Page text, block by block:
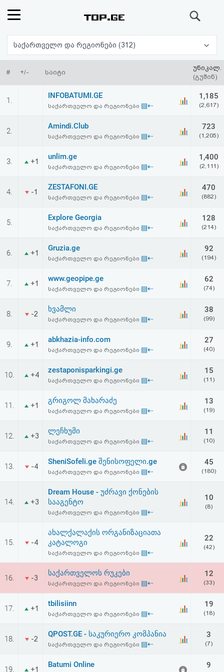
რეიტინგი
(მთავარი)
ფოსტა
ავტორიზაცია
რეგისტრაცია
პაროლის
აღდგენა
HTML
სალიცენზიო
შეთანხმება
უარყოფა
საქართველო და რეგიონები (312)
# +/- საიტი
უნიკალ.
(გუშინ)
1.
INFOBATUMI.GE
საქართველო და რეგიონები ▤⇠
1,185
(2,617)
2.
Amindi.Club
საქართველო და რეგიონები ▤⇠
723
(1,205)
3. +1
unlim.ge
საქართველო და რეგიონები ▤⇠
1,400
(2,111)
4. -1
ZESTAFONI.GE
საქართველო და რეგიონები ▤⇠
470
(882)
5.
Explore Georgia
საქართველო და რეგიონები ▤⇠
128
(214)
6. +1
Gruzia.ge
საქართველო და რეგიონები ▤⇠
92
(194)
7. +1
www.geopipe.ge
საქართველო და რეგიონები ▤⇠
62
(74)
8. -2
ხვამლი
საქართველო და რეგიონები ▤⇠
38
(99)
9. +1
abkhazia-info.com
საქართველო და რეგიონები ▤⇠
27
(40)
10. +4
zestaponisparkingi.ge
საქართველო და რეგიონები ▤⇠
15
(11)
11. +1
გრიგოლ მახარაძე
საქართველო და რეგიონები ▤⇠
13
(19)
12. +3
ლეჩხუმი
საქართველო და რეგიონები ▤⇠
11
(10)
13. -4
SheniSofeli.ge შენისოფელი.ge
საქართველო და რეგიონები ▤⇠
45
(180)
14. +3
Dream House - უძრავი ქონების
სააგენტო
საქართველო და რეგიონები ▤⇠
10
(8)
15. -4
ახალქალაქის ორგანიზაციათა
კატალოგი
საქართველო და რეგიონები ▤⇠
22
(42)
16. -3
საქართველოს რუკები
საქართველო და რეგიონები ▤⇠
12
(33)
17. +1
tbilisiinn
საქართველო და რეგიონები ▤⇠
19
(18)
18. -2
QPOST.GE - საკურიერო კომპანია
საქართველო და რეგიონები ▤⇠
3
(7)
19. +1
Batumi Online 9